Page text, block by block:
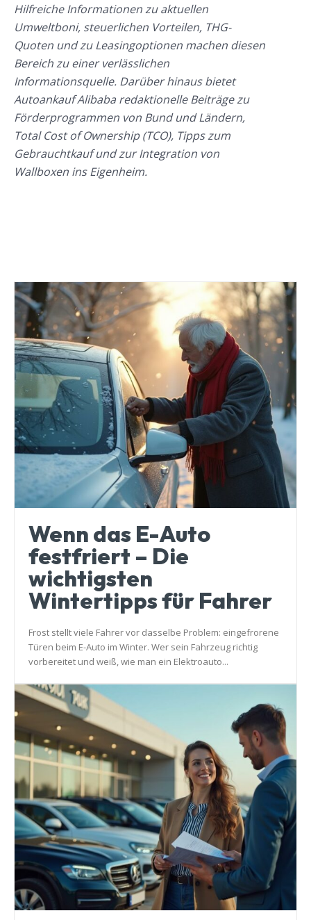
Hilfreiche Informationen zu aktuellen
Umweltboni, steuerlichen Vorteilen, THG-
Quoten und zu Leasingoptionen machen diesen
Bereich zu einer verlässlichen
Informationsquelle. Darüber hinaus bietet
Autoankauf Alibaba redaktionelle Beiträge zu
Förderprogrammen von Bund und Ländern,
Total Cost of Ownership (TCO), Tipps zum
Gebrauchtkauf und zur Integration von
Wallboxen ins Eigenheim.
Wenn das E-Auto
festfriert – Die
wichtigsten
Wintertipps für Fahrer
Frost stellt viele Fahrer vor dasselbe Problem: eingefrorene
Türen beim E-Auto im Winter. Wer sein Fahrzeug richtig
vorbereitet und weiß, wie man ein Elektroauto...